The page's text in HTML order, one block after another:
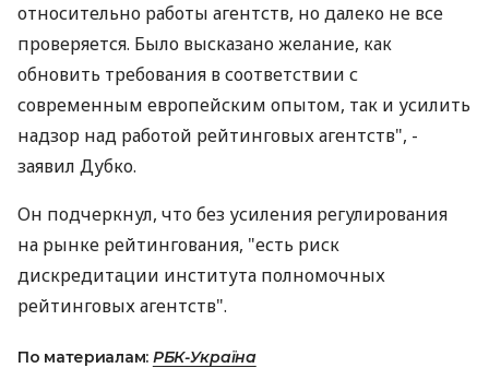
относительно работы агентств, но далеко не все
проверяется. Было высказано желание, как
обновить требования в соответствии с
современным европейским опытом, так и усилить
надзор над работой рейтинговых агентств", -
заявил Дубко.
Он подчеркнул, что без усиления регулирования
на рынке рейтингования, "есть риск
дискредитации института полномочных
рейтинговых агентств".
По материалам: РБК-Україна